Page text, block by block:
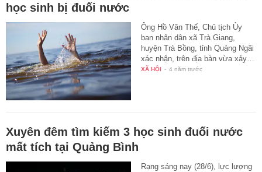
học sinh bị đuối nước
Ông Hồ Văn Thế, Chủ tịch Ủy
ban nhân dân xã Trà Giang,
huyện Trà Bồng, tỉnh Quảng Ngãi
xác nhận, trên địa bàn vừa xảy…
XÃ HỘI - 4 năm trước
Xuyên đêm tìm kiếm 3 học sinh đuối nước
mất tích tại Quảng Bình
Rạng sáng nay (28/6), lực lượng